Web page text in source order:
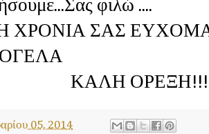
φιλώ ....
ΧΡΟΝΙΑ ΣΑΣ
05, 2014